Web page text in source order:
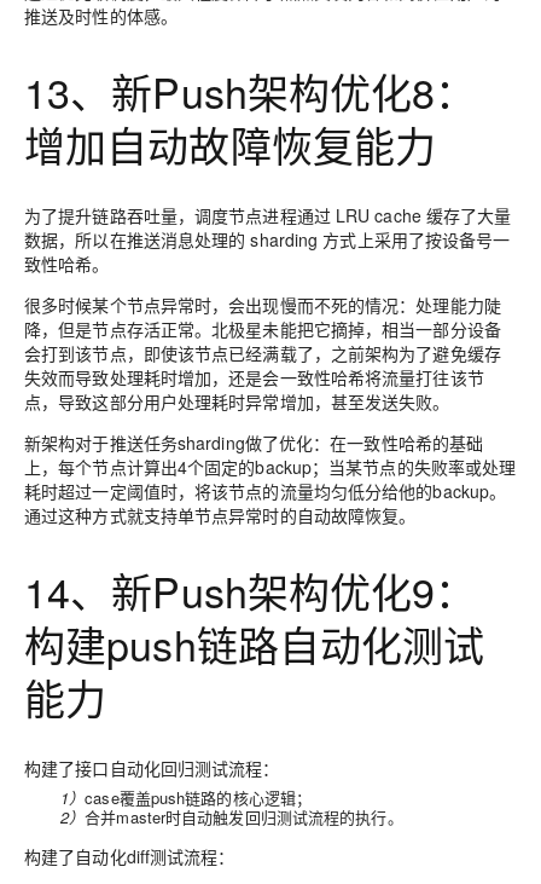
推送及时性的体感。
13、新Push架构优化8：
增加自动故障恢复能力
为了提升链路吞吐量，调度节点进程通过 LRU cache 缓存了大量
数据，所以在推送消息处理的 sharding 方式上采用了按设备号一
致性哈希。
很多时候某个节点异常时，会出现慢而不死的情况：处理能力陡
降，但是节点存活正常。北极星未能把它摘掉，相当一部分设备
会打到该节点，即使该节点已经满载了，之前架构为了避免缓存
失效而导致处理耗时增加，还是会一致性哈希将流量打往该节
点，导致这部分用户处理耗时异常增加，甚至发送失败。
新架构对于推送任务sharding做了优化：在一致性哈希的基础
上，每个节点计算出4个固定的backup；当某节点的失败率或处理
耗时超过一定阈值时，将该节点的流量均匀低分给他的backup。
通过这种方式就支持单节点异常时的自动故障恢复。
14、新Push架构优化9：
构建push链路自动化测试
能力
构建了接口自动化回归测试流程：
1）case覆盖push链路的核心逻辑；
2）合并master时自动触发回归测试流程的执行。
构建了自动化diff测试流程：